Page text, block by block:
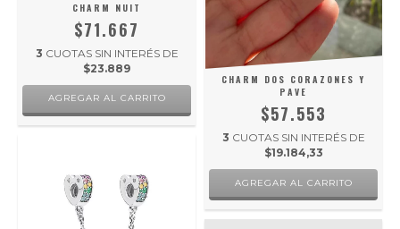
CHARM NUIT
$71.667
3 CUOTAS SIN INTERÉS DE
$23.889
AGREGAR AL CARRITO
CHARM DOS CORAZONES Y
PAVE
$57.553
3 CUOTAS SIN INTERÉS DE
$19.184,33